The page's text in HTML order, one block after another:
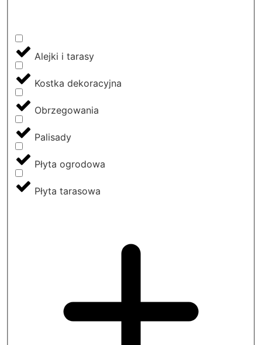
Alejki i tarasy
Kostka dekoracyjna
Obrzegowania
Palisady
Płyta ogrodowa
Płyta tarasowa